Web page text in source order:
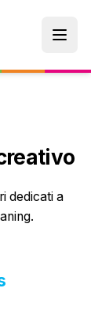
dedicati a